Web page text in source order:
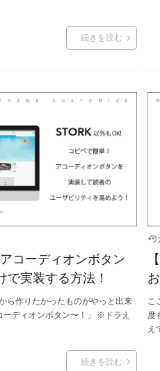
続きを読む
コーディオンボタン
で実装する方法！
ら作りたかったものがやっと出来
ディオンボタン〜！」 ※ドラえ
続きを読む
こ
度
え